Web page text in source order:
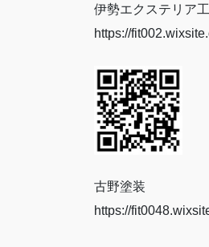
伊勢エクステリア
https://
古野塗装
https://